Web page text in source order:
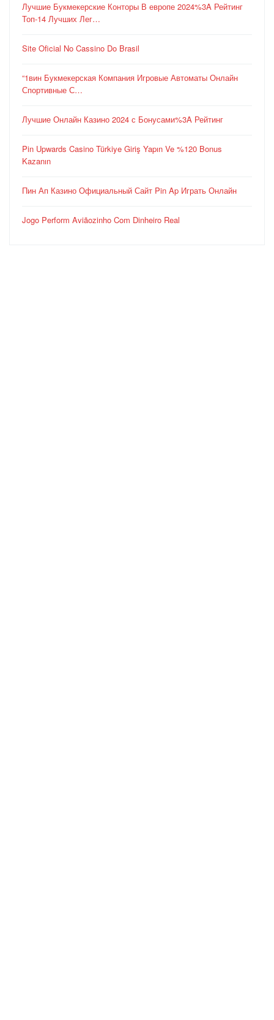
Лучшие Букмекерские Конторы В европе 2024%3A Рейтинг
Топ-14 Лучших Лег…
Site Oficial No Cassino Do Brasil
“1вин Букмекерская Компания Игровые Автоматы Онлайн
Спортивные С…
Лучшие Онлайн Казино 2024 с Бонусами%3A Рейтинг
Pin Upwards Casino Türkiye Giriş Yapın Ve %120 Bonus
Kazanın
Пин Ап Казино Официальный Сайт Pin Ap Играть Онлайн
Jogo Perform Aviãozinho Com Dinheiro Real